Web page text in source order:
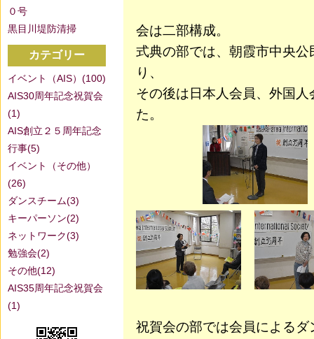
会は二部構成。
式典の部では、朝霞市中央
り、
その後は日本人会員、 外国人
た。
祝賀会の部では会員による
０号
黒目川堤防清掃
カテゴリー
イベント（AIS）(100)
AIS30周年記念祝賀会
(1)
AIS創立２５周年記念
行事(5)
イベント（その他）
(26)
ダンスチーム(3)
キーパーソン(2)
ネットワーク(3)
勉強会(2)
その他(12)
AIS35周年記念祝賀会
(1)